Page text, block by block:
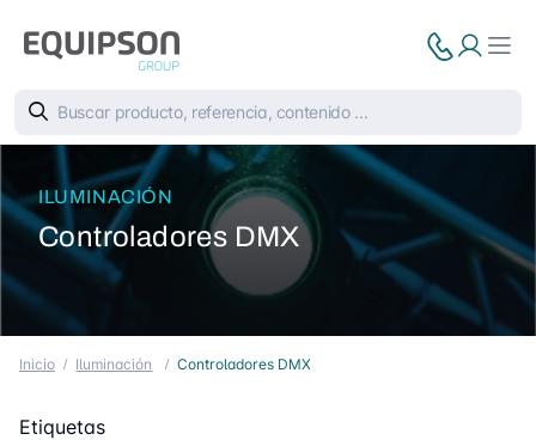
ILUMINACIÓN
Controladores DMX
Inicio Iluminación Controladores DMX
Etiquetas